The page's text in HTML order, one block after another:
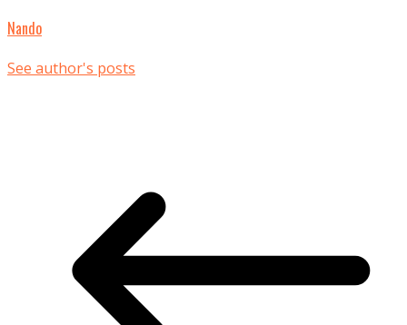
Nando
See author's posts